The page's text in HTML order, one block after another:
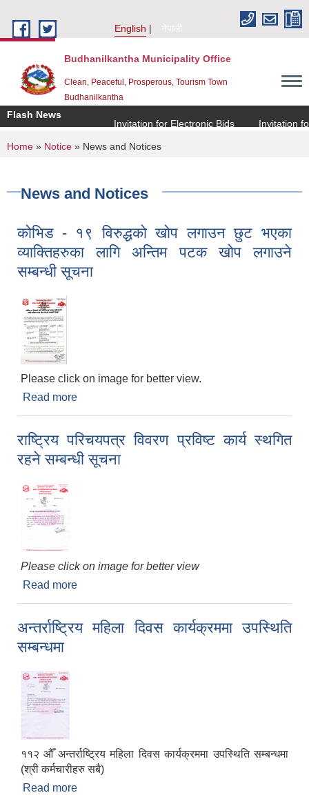
English
नेपाली
Budhanilkantha Municipality Office
Clean, Peaceful, Prosperous, Tourism Town
Budhanilkantha
Flash News
Invitation for Electronic Bids
Invitation for
You are here
Home » Notice » News and Notices
News and Notices
कोभिड - १९ विरुद्धको खोप लगाउन छुट भएका
व्याक्तिहरुका लागि अन्तिम पटक खोप लगाउने
सम्बन्धी सूचना
Please click on image for better view.
Read more
राष्ट्रिय परिचयपत्र विवरण प्रविष्ट कार्य स्थगित
रहने सम्बन्धी सूचना
Please click on image for better view
Read more
अन्तर्राष्ट्रिय महिला दिवस कार्यक्रममा उपस्थिति
सम्बन्धमा
११२ औँ अन्तर्राष्ट्रिय महिला दिवस कार्यक्रममा उपस्थिति सम्बन्धमा
(श्री कर्मचारीहरु सबै)
Read more